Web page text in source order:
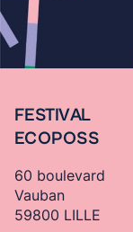
FESTIVAL
ECOPOSS
60 boulevard
Vauban
59800 LILLE